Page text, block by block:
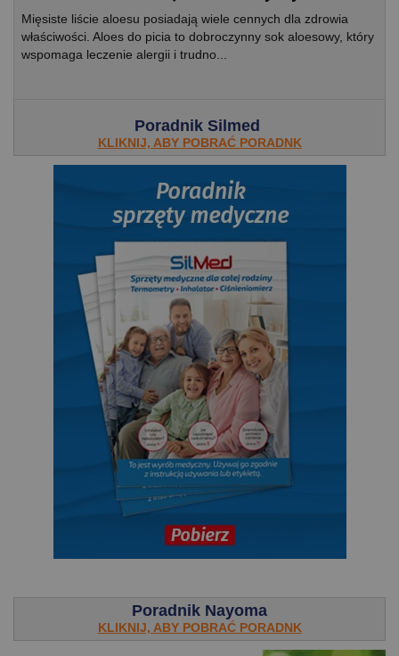
Mięsiste liście aloesu posiadają wiele cennych dla zdrowia
właściwości. Aloes do picia to dobroczynny sok aloesowy, który
wspomaga leczenie alergii i trudno...
Poradnik Silmed
KLIKNIJ, ABY POBRAĆ PORADNK
Poradnik Nayoma
KLIKNIJ, ABY POBRAĆ PORADNK